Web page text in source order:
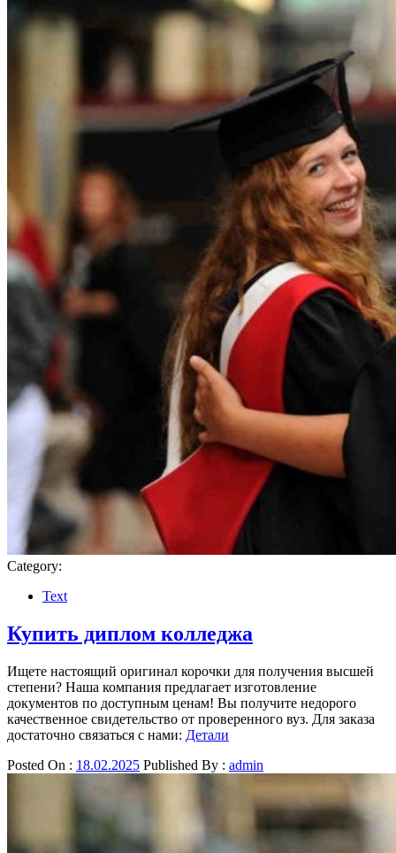
Category:
Text
Купить диплом колледжа
Ищете настоящий оригинал корочки для получения высшей
степени? Наша компания предлагает изготовление
документов по доступным ценам! Вы получите недорого
качественное свидетельство от проверенного вуз. Для заказа
достаточно связаться с нами: Детали
Posted On : 18.02.2025 Published By : admin